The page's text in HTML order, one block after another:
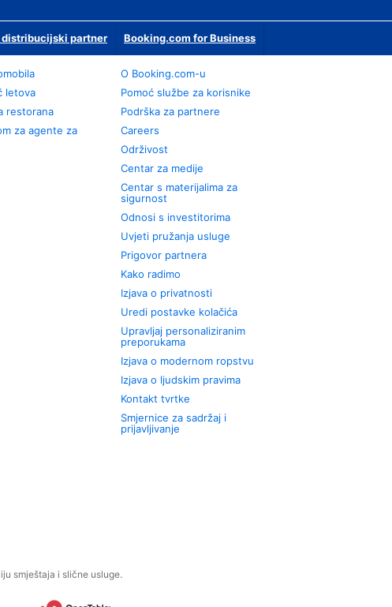
distribucijski partner Booking.com for Business
letova
restorana
za agente za
O Booking.com-u
Pomoć službe za korisnike
Podrška za partnere
Careers
Održivost
Centar za medije
Centar s materijalima za
sigurnost
Odnosi s investitorima
Uvjeti pružanja usluge
Prigovor partnera
Kako radimo
Izjava o privatnosti
Uredi postavke kolačića
Upravljaj personaliziranim
preporukama
Izjava o modernom ropstvu
Izjava o ljudskim pravima
Kontakt tvrtke
Smjernice za sadržaj i
prijavljivanje
smještaja i slične usluge.